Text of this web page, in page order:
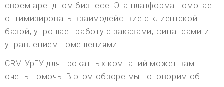
своем арендном бизнесе. Эта платформа помогает
оптимизировать взаимодействие с клиентской
базой, упрощает работу с заказами, финансами и
управлением помещениями.
CRM УрГУ для прокатных компаний может вам
очень помочь. В этом обзоре мы поговорим об